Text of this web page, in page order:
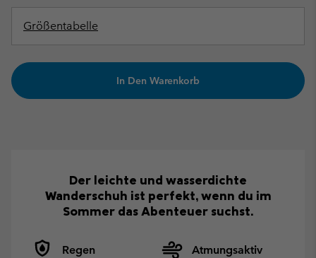
Größentabelle
In Den Warenkorb
Der leichte und wasserdichte
Wanderschuh ist perfekt, wenn du im
Sommer das Abenteuer suchst.
Regen Atmungsaktiv